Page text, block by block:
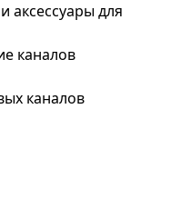
аксессуары для
каналов
каналов